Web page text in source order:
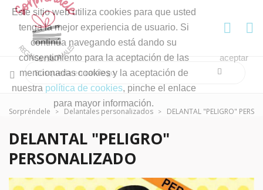
Este sitio web utiliza cookies para que usted
tenga la mejor experiencia de usuario. Si
continúa navegando está dando su
consentimiento para la aceptación de las
mencionadas cookies y la aceptación de
nuestra política de cookies, pinche el enlace
para mayor información.
aceptar
Sorpréndele Delantales personalizados DELANTAL "PELIGRO"
DELANTAL "PELIGRO"
PERSONALIZADO